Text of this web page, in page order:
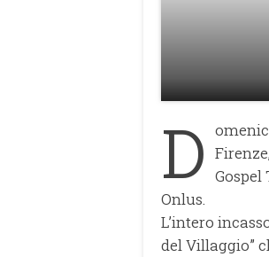
D
Onlus.
L’intero
del Villaggio”